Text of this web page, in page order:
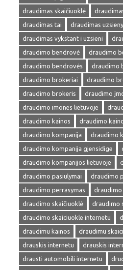
draudimas skaičiuoklė
draudimas tai
draudimas
draudimas vykstant i uzsieni
draudimo bendrovė
draudimo
draudimo bendrovės
draudimo
draudimo brokeriai
draudimo
draudimo brokeris
draudimo
draudimo imones lietuvoje
draudimo kainos
draudimo
draudimo kompanija
draudimo
draudimo kompanija gjensidige
draudimo kompanijos lietuvoje
draudimo pasiulymai
draudimo
draudimo perrasymas
draudimo
draudimo skaičiuoklė
draudimo
draudimo skaiciuokle internetu
draudimu kainos
draudimu
drauskis internetu
drauskis
drausti automobili internetu